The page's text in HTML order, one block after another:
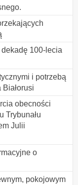
100-lecia
i potrzebą
obecności
Trybunału
Julii
o
pokojowym